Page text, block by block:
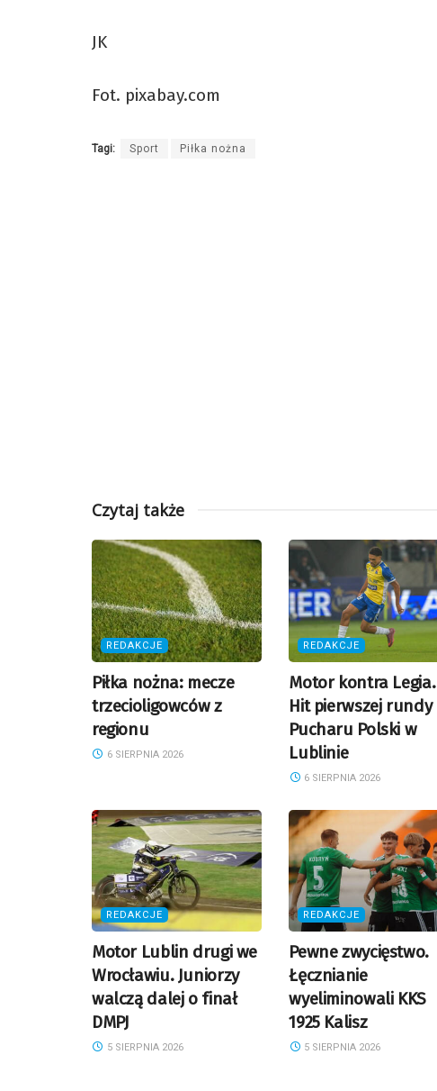
JK
Fot. pixabay.com
Tagi: Sport Piłka nożna
Czytaj także
REDAKCJE
Piłka nożna: mecze
trzecioligowców z
regionu
6 SIERPNIA 2026
REDAKCJE
Motor kontra Legia.
Hit pierwszej rundy
Pucharu Polski w
Lublinie
6 SIERPNIA 2026
REDAKCJE
Motor Lublin drugi we
Wrocławiu. Juniorzy
walczą dalej o finał
DMPJ
5 SIERPNIA 2026
REDAKCJE
Pewne zwycięstwo.
Łęcznianie
wyeliminowali KKS
1925 Kalisz
5 SIERPNIA 2026